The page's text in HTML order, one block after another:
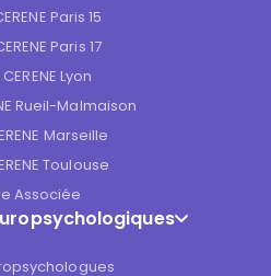
Paris 15
Paris 17
Lyon
Rueil-Malmaison
Marseille
Toulouse
Associée